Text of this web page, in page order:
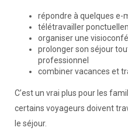
répondre à quelques e-
télétravailler
organiser une
prolonger son séjour
professionnel
combiner vacances et
C’est un vrai plus pour les
certains voyageurs doivent
le séjour.